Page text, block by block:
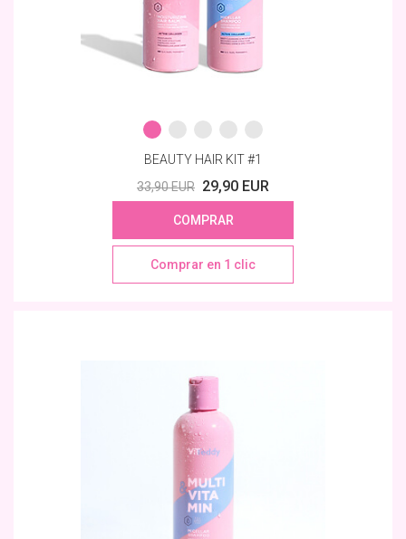
BEAUTY HAIR KIT #1
33,90 EUR 29,90 EUR
COMPRAR
Comprar en 1 clic